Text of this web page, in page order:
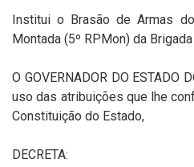
Institui o Brasão de Armas
Montada (5º RPMon) da
O GOVERNADOR DO ESTADO
uso das atribuições que lhe
Constituição do Estado,
DECRETA: